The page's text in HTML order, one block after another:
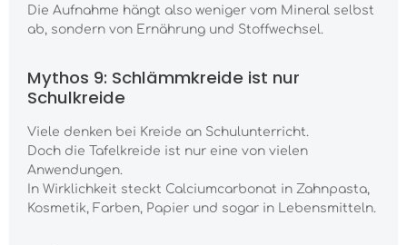
Die Aufnahme hängt also weniger vom Mineral selbst
ab, sondern von Ernährung und Stoffwechsel.
Mythos 9: Schlämmkreide ist nur
Schulkreide
Viele denken bei Kreide an Schulunterricht.
Doch die Tafelkreide ist nur eine von vielen
Anwendungen.
In Wirklichkeit steckt Calciumcarbonat in Zahnpasta,
Kosmetik, Farben, Papier und sogar in Lebensmitteln.